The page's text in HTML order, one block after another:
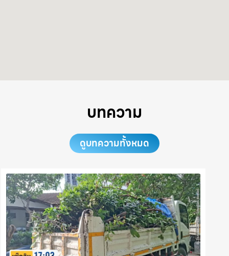
บทความ
ดูบทความทั้งหมด